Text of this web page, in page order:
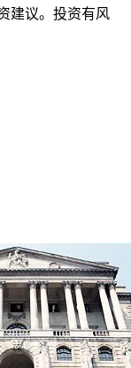
建议。投资有风